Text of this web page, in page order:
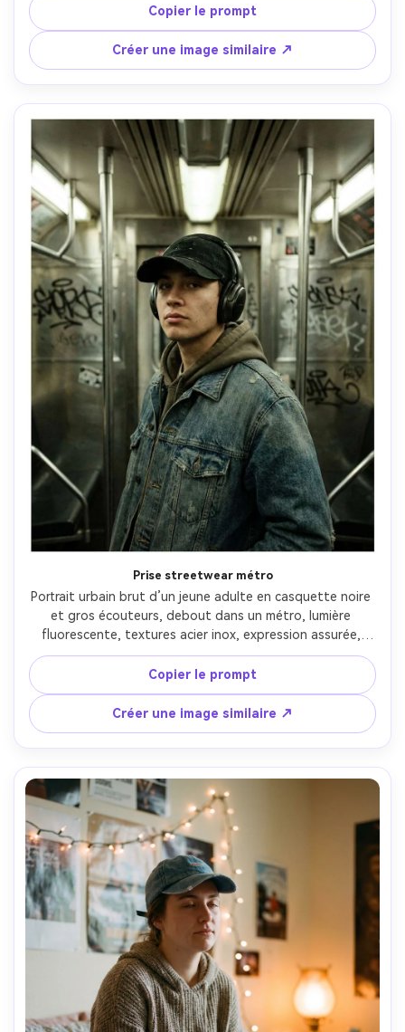
angle légèrement bas, sujet net et arrière-plan en
mouvement, ultra réaliste, ambiance concert --ar 4:5
Copier le prompt
Créer une image similaire ↗
Prise streetwear métro
Portrait urbain brut d’un jeune adulte en casquette noire
et gros écouteurs, debout dans un métro, lumière
fluorescente, textures acier inox, expression assurée,
prise Leica SL2 35mm, cadrage mi-corps, grain réaliste,
couleurs urbaines mates, haut niveau de détail,
photoréaliste --ar 4:5
Copier le prompt
Créer une image similaire ↗